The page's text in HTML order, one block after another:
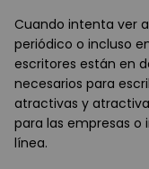
Cuando intenta ver
periódico o incluso
escritores están en
necesarios para
atractivas y
para las empresas o
línea.